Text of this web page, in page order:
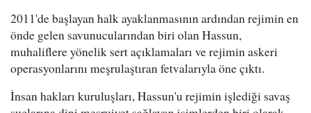
2011'de başlayan halk ayaklanmasının ardından rejimin en
önde gelen savunucularından biri olan Hassun,
muhaliflere yönelik sert açıklamaları ve rejimin askeri
operasyonlarını meşrulaştıran fetvalarıyla öne çıktı.
İnsan hakları kuruluşları, Hassun'u rejimin işlediği savaş